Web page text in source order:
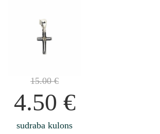
15.00€
4.50 €
sudraba kulons